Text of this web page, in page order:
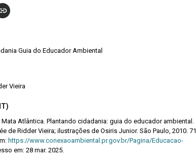
Guia do Educador Ambiental
Vieira
Mata Atlântica. Plantando cidadania: guia do educador ambiental.
de Ridder Vieira; ilustrações de Osiris Junior. São Paulo, 2010. 71
https://www.conexaoambiental.pr.gov.br/Pagina/Educacao-
em: 28 mar. 2025.